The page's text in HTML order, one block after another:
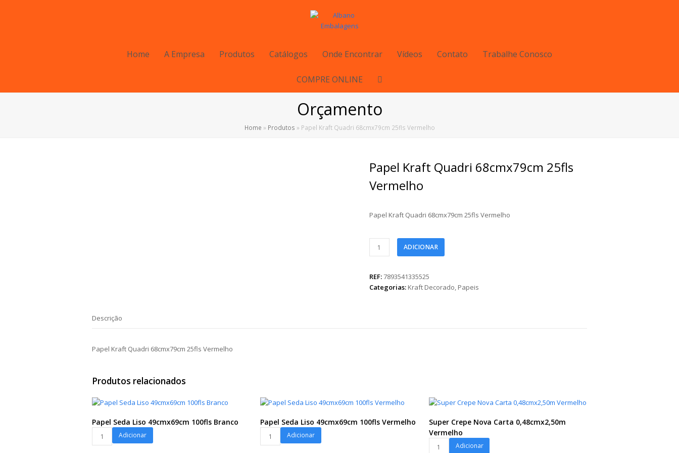
Home A Empresa Produtos Catálogos Onde Encontrar Vídeos Contato Trabalhe Conosco
COMPRE ONLINE
Orçamento
Home » Produtos » Papel Kraft Quadri 68cmx79cm 25fls Vermelho
Papel Kraft Quadri 68cmx79cm 25fls
Vermelho
Papel Kraft Quadri 68cmx79cm 25fls Vermelho
68cmx79cm
25fls
ADICIONAR
REF:7893541335525
Categorias: Kraft Decorado, Papeis
Descrição
Papel Kraft Quadri 68cmx79cm 25fls Vermelho
Produtos relacionados
Papel Seda Liso 49cmx69cm 100fls Branco
Adicionar
Papel Seda Liso 49cmx69cm 100fls Vermelho
Adicionar
Super Crepe Nova Carta 0,48cmx2,50m
Vermelho
Adicionar